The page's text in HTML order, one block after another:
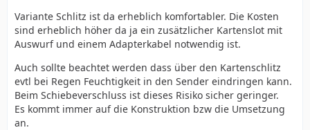
Variante Schlitz ist da erheblich komfortabler. Die Kosten
sind erheblich höher da ja ein zusätzlicher Kartenslot mit
Auswurf und einem Adapterkabel notwendig ist.
Auch sollte beachtet werden dass über den Kartenschlitz
evtl bei Regen Feuchtigkeit in den Sender eindringen kann.
Beim Schiebeverschluss ist dieses Risiko sicher geringer.
Es kommt immer auf die Konstruktion bzw die Umsetzung
an.